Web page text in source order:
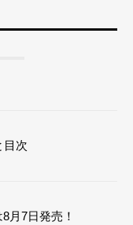
目次
月7日発売！